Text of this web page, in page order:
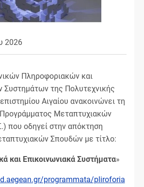
2026
Πληροφοριακών και
Συστημάτων της Πολυτεχνικής
Αιγαίου ανακοινώνει τη
Προγράμματος Μεταπτυχιακών
που οδηγεί στην απόκτηση
Σπουδών με τίτλο:
και Επικοινωνιακά Συστήματα»
programmata/pliroforia